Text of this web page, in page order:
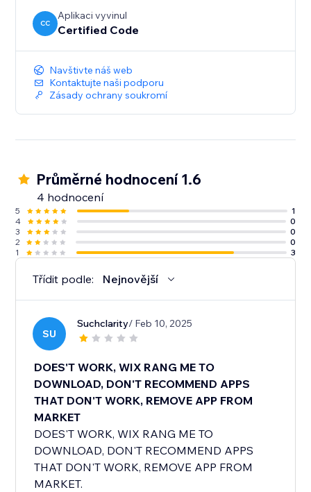
CC
Aplikaci vyvinul
Certified Code
Navštivte náš web
Kontaktujte naši podporu
Zásady ochrany soukromí
Průměrné hodnocení 1.6
4 hodnocení
5
1
4
0
3
0
2
0
1
3
Třídit podle: Nejnovější
SU
Suchclarity/ Feb 10, 2025
DOES'T WORK, WIX RANG ME TO
DOWNLOAD, DON'T RECOMMEND APPS
THAT DON'T WORK, REMOVE APP FROM
MARKET
DOES'T WORK, WIX RANG ME TO
DOWNLOAD, DON'T RECOMMEND APPS
THAT DON'T WORK, REMOVE APP FROM
MARKET.